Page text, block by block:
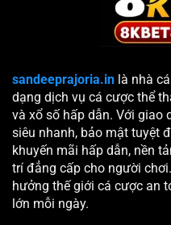
sandeeprajoria.in là nhà
dạng dịch vụ cá cược thể
và xổ số hấp dẫn. Với giao
siêu nhanh, bảo mật tuyệt
khuyến mãi hấp dẫn, nền
trí đẳng cấp cho người
hưởng thế giới cá cược an
lớn mỗi ngày.